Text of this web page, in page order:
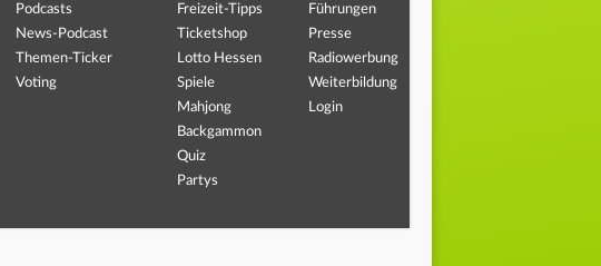
Podcasts
News-Podcast
Themen-Ticker
Voting
Freizeit-Tipps
Ticketshop
Lotto Hessen
Spiele
Mahjong
Backgammon
Quiz
Partys
Führungen
Presse
Radiowerbung
Weiterbildung
Login